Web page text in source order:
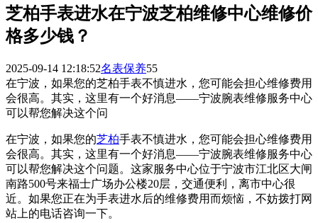
芝柏手表进水在宁波芝柏维修中心维修价
格多少钱？
2025-09-14 12:18:52名表保养55
在宁波，如果您的芝柏手表不慎进水，您可能会担心维修费用
会很高。其实，这里有一个好消息——宁波腕表维修服务中心
可以帮您解决这个问
在宁波，如果您的芝柏手表不慎进水，您可能会担心维修费用
会很高。其实，这里有一个好消息——宁波腕表维修服务中心
可以帮您解决这个问题。这家服务中心位于宁波市江北区大闸
南路500号来福士广场办公楼20层，交通便利，离市中心很
近。如果您正在为手表进水后的维修费用而烦恼，不妨拨打网
站上的电话咨询一下。